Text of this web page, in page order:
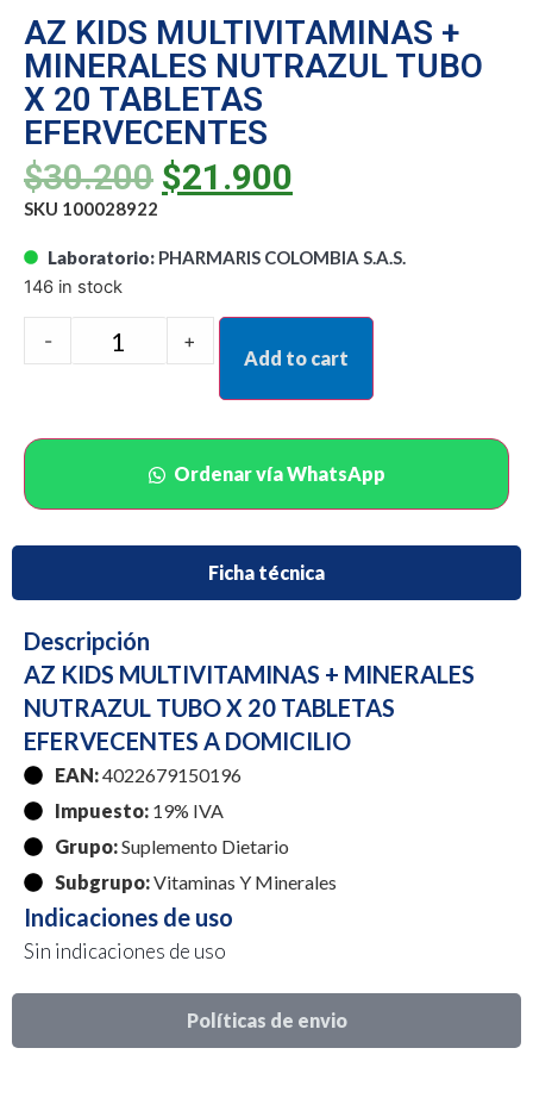
AZ KIDS MULTIVITAMINAS +
MINERALES NUTRAZUL TUBO
X 20 TABLETAS
EFERVECENTES
$30.200 $21.900
SKU 100028922
Laboratorio: PHARMARIS COLOMBIA S.A.S.
146 in stock
- +
Add to cart
Ordenar vía WhatsApp
Ficha técnica
Políticas de envio
Descripción
AZ KIDS MULTIVITAMINAS + MINERALES
NUTRAZUL TUBO X 20 TABLETAS
EFERVECENTES A DOMICILIO
EAN:4022679150196
Impuesto: 19% IVA
Grupo:Suplemento Dietario
Subgrupo:Vitaminas Y Minerales
Indicaciones de uso
Sin indicaciones de uso